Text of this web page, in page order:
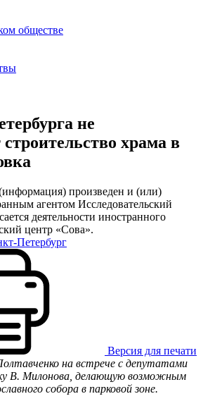
обществе
не
храма в
произведен и (или)
агентом Исследовательский
деятельности иностранного
центр «Сова».
Петербург
Версия для печати
на встрече с депутатами
В. Милонова, делающую возможным
собора в парковой зоне.